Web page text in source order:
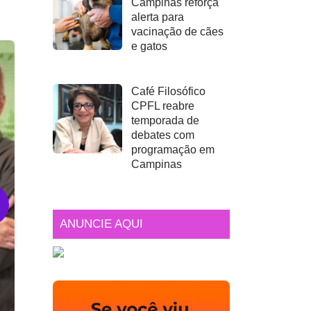
Campinas reforça
alerta para
vacinação de cães
e gatos
Café Filosófico
CPFL reabre
temporada de
debates com
programação em
Campinas
ANUNCIE AQUI